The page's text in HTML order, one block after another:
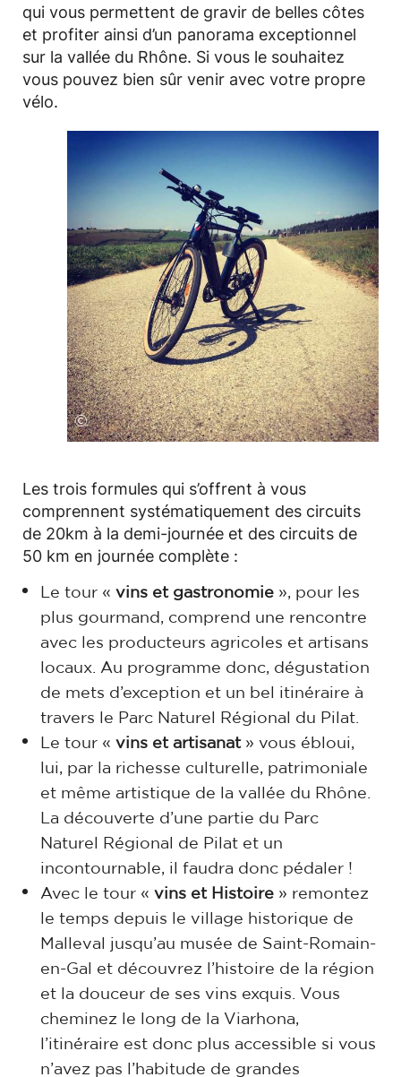
qui vous permettent de gravir de belles côtes
et profiter ainsi d’un panorama exceptionnel
sur la vallée du Rhône. Si vous le souhaitez
vous pouvez bien sûr venir avec votre propre
vélo.
©
Les trois formules qui s’offrent à vous
comprennent systématiquement des circuits
de 20km à la demi-journée et des circuits de
50 km en journée complète :
Le tour « vins et gastronomie », pour les
plus gourmand, comprend une rencontre
avec les producteurs agricoles et artisans
locaux. Au programme donc, dégustation
de mets d’exception et un bel itinéraire à
travers le Parc Naturel Régional du Pilat.
Le tour « vins et artisanat» vous ébloui,
lui, par la richesse culturelle, patrimoniale
et même artistique de la vallée du Rhône.
La découverte d’une partie du Parc
Naturel Régional de Pilat et un
incontournable, il faudra donc pédaler !
Avec le tour « vins et Histoire » remontez
le temps depuis le village historique de
Malleval jusqu’au musée de Saint-Romain-
en-Gal et découvrez l’histoire de la région
et la douceur de ses vins exquis. Vous
cheminez le long de la Viarhona,
l’itinéraire est donc plus accessible si vous
n’avez pas l’habitude de grandes